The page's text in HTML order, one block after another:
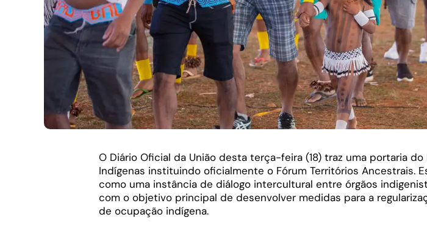
O Diário Oficial da União desta terça-feira (18) traz uma portaria
Indígenas instituindo oficialmente o Fórum Territórios Ancestrais.
como uma instância de diálogo intercultural entre órgãos
com o objetivo principal de desenvolver medidas para a
de ocupação indígena.